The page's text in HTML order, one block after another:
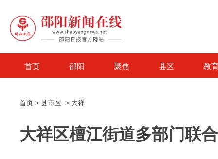
首页 邵阳 聚焦 县区 教
首页 > 县市区 > 大祥
大祥区檀江街道多部门联